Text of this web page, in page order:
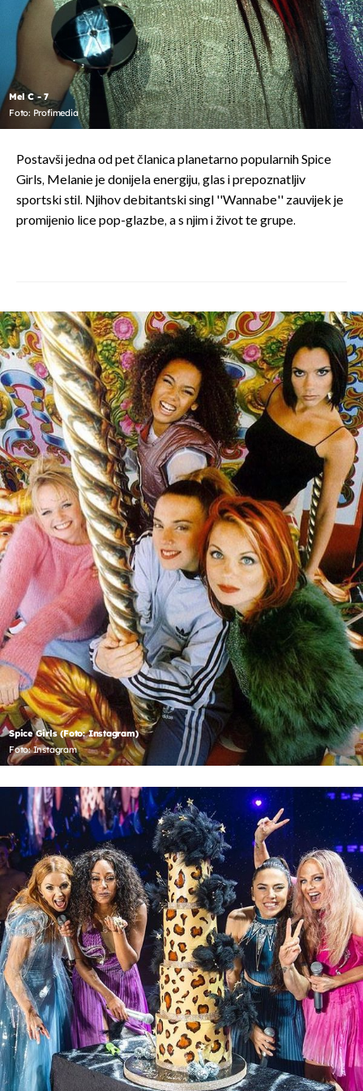
Mel C - 7
Foto: Profimedia
Postavši jedna od pet članica planetarno popularnih Spice
Girls, Melanie je donijela energiju, glas i prepoznatljiv
sportski stil. Njihov debitantski singl ''Wannabe'' zauvijek je
promijenio lice pop-glazbe, a s njim i život te grupe.
Spice Girls (Foto: Instagram)
Foto: Instagram